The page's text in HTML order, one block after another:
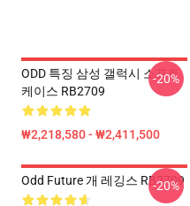
ODD 특징 삼성 갤럭시 소프트
케이스 RB2709
₩2,218,580 - ₩2,411,500
-20%
Odd Future 개 레깅스 RB2709
-20%